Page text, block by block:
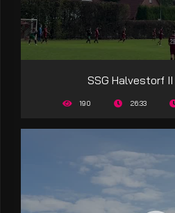
SSG Halvestorf II
190 26:33